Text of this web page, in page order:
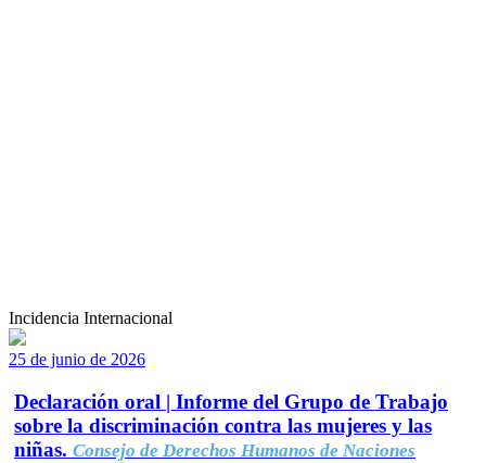
Incidencia Internacional
25 de junio de 2026
Declaración oral | Informe del Grupo de Trabajo
sobre la discriminación contra las mujeres y las
niñas. Consejo de Derechos Humanos de Naciones